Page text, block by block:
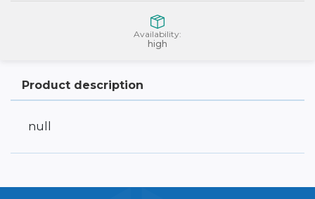
Availability:
high
Product description
null